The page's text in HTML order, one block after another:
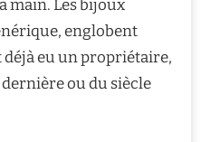
main. Les bijoux
englobent
déjà eu un propriétaire,
dernière ou du siècle